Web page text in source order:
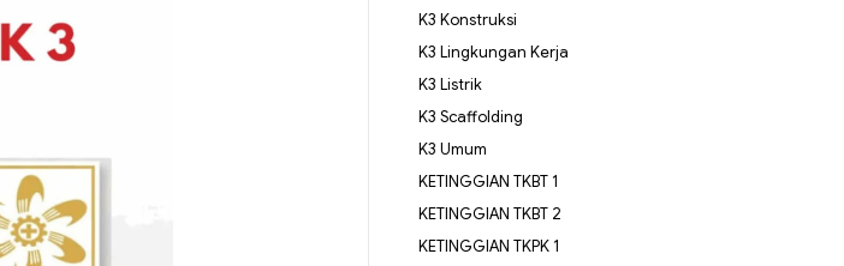
K3 Konstruksi
K3 Lingkungan Kerja
K3 Listrik
K3 Scaffolding
K3 Umum
KETINGGIAN TKBT 1
KETINGGIAN TKBT 2
KETINGGIAN TKPK 1